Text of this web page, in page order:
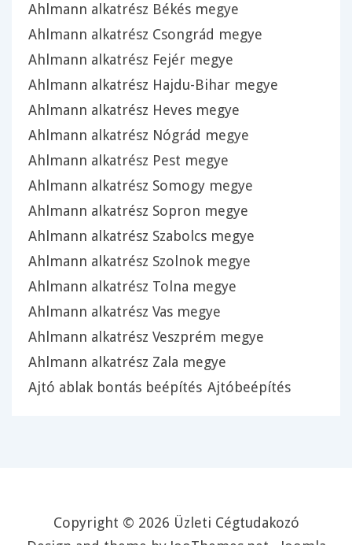
Ahlmann alkatrész Békés megye
Ahlmann alkatrész Csongrád megye
Ahlmann alkatrész Fejér megye
Ahlmann alkatrész Hajdu-Bihar megye
Ahlmann alkatrész Heves megye
Ahlmann alkatrész Nógrád megye
Ahlmann alkatrész Pest megye
Ahlmann alkatrész Somogy megye
Ahlmann alkatrész Sopron megye
Ahlmann alkatrész Szabolcs megye
Ahlmann alkatrész Szolnok megye
Ahlmann alkatrész Tolna megye
Ahlmann alkatrész Vas megye
Ahlmann alkatrész Veszprém megye
Ahlmann alkatrész Zala megye
Ajtó ablak bontás beépítés Ajtóbeépítés
Copyright © 2026 Üzleti Cégtudakozó